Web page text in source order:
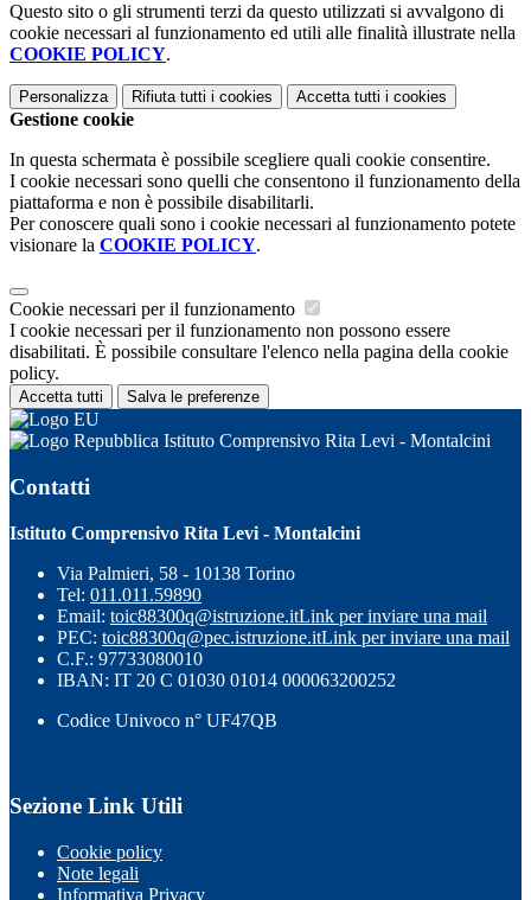
Questo sito o gli strumenti terzi da questo utilizzati si avvalgono di
cookie necessari al funzionamento ed utili alle finalità illustrate nella
COOKIE POLICY.
Personalizza Rifiuta tutti i cookies Accetta tutti i cookies
Gestione cookie
In questa schermata è possibile scegliere quali cookie consentire.
I cookie necessari sono quelli che consentono il funzionamento della
piattaforma e non è possibile disabilitarli.
Per conoscere quali sono i cookie necessari al funzionamento potete
visionare la COOKIE POLICY.
Cookie necessari per il funzionamento
I cookie necessari per il funzionamento non possono essere
disabilitati. È possibile consultare l'elenco nella pagina della cookie
policy.
Accetta tutti Salva le preferenze
Istituto Comprensivo Rita Levi - Montalcini
Contatti
Istituto Comprensivo Rita Levi - Montalcini
Via Palmieri, 58 - 10138 Torino
Tel: 011.011.59890
Email: toic88300q@istruzione.itLink per inviare una mail
PEC: toic88300q@pec.istruzione.itLink per inviare una mail
C.F.: 97733080010
IBAN: IT 20 C 01030 01014 000063200252
Codice Univoco n° UF47QB
Sezione Link Utili
Cookie policy
Note legali
Informativa Privacy